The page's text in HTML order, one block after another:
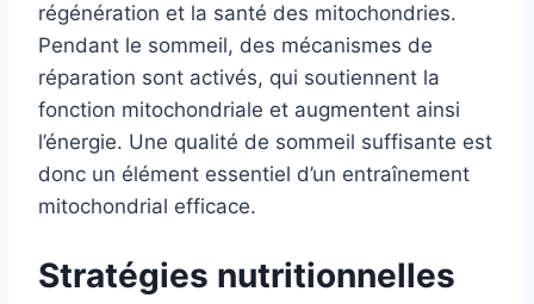
régénération et la santé des mitochondries.
Pendant le sommeil, des mécanismes de
réparation sont activés, qui soutiennent la
fonction mitochondriale et augmentent ainsi
l’énergie. Une qualité de sommeil suffisante est
donc un élément essentiel d’un entraînement
mitochondrial efficace.
Stratégies nutritionnelles